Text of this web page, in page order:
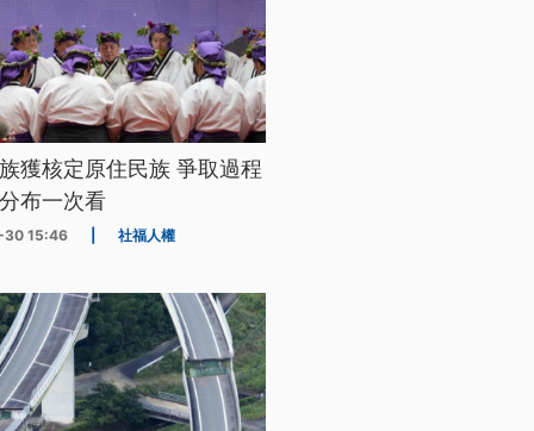
獲核定原住民族 爭取過程
布一次看
15:46 社福人權